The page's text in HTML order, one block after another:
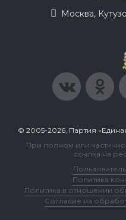
Москва,
© 2005-2026, Партия
При полном или
ссылка на
Политика
Политика в отношении
Согласие на